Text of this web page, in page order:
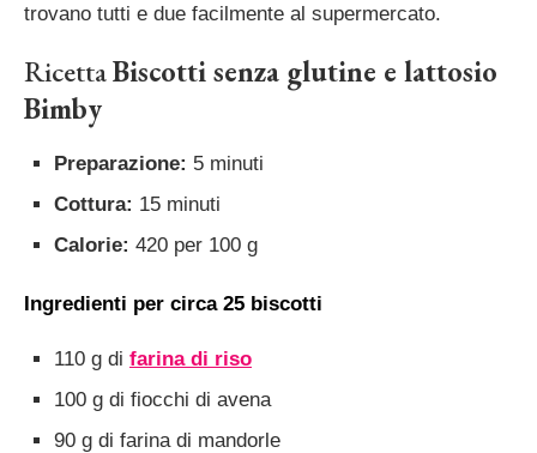
trovano tutti e due facilmente al supermercato.
RicettaBiscotti senza glutine e lattosio
Bimby
Preparazione: 5 minuti
Cottura: 15 minuti
Calorie: 420 per 100 g
Ingredienti per circa 25 biscotti
110 g di farina di riso
100 g di fiocchi di avena
90 g di farina di mandorle